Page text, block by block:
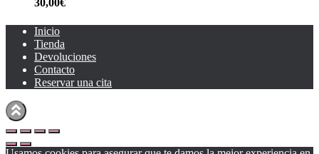
30,00€
Inicio
Tienda
Devoluciones
Contacto
Reservar una cita